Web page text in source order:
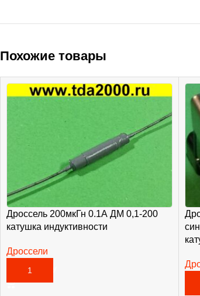
Похожие товары
Дроссель 200мкГн 0.1А ДМ 0,1-200
катушка индуктивности
Дроссели
В КОРЗИНУ